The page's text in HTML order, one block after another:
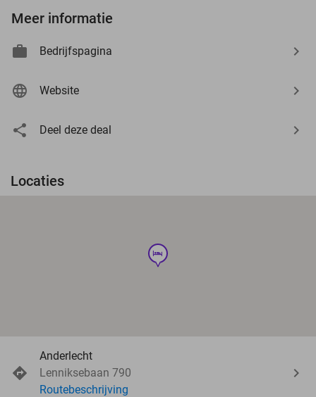
Meer informatie
Bedrijfspagina
Website
Deel deze deal
Locaties
hotel
Anderlecht
Lenniksebaan 790
Routebeschrijving